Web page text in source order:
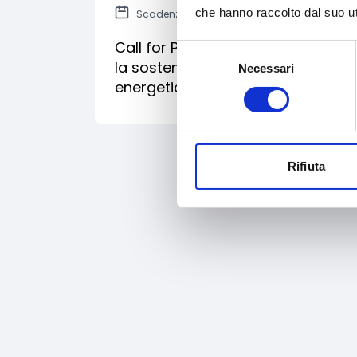
che hanno raccolto dal suo
Selezione
del
consenso
Necessari
Rifiuta
Scadenza: 11 gennaio 2016
Call for Proposal 'Energia
la sostenibilità economica e
energetica e l’incremento